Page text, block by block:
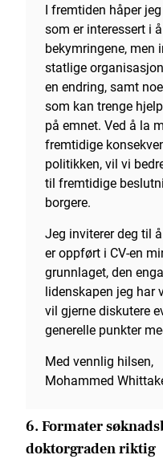
I fremtiden håper
som er interessert i
bekymringene, men
statlige
en endring, samt
som kan trenge
på emnet. Ved å la
fremtidige
politikken, vil vi
til fremtidige
borgere.
Jeg inviterer deg til
er oppført i CV-en
grunnlaget, den
lidenskapen jeg har
vil gjerne diskutere
generelle punkter
Med vennlig hilsen,
Mohammed
6. Formater
doktorgraden riktig